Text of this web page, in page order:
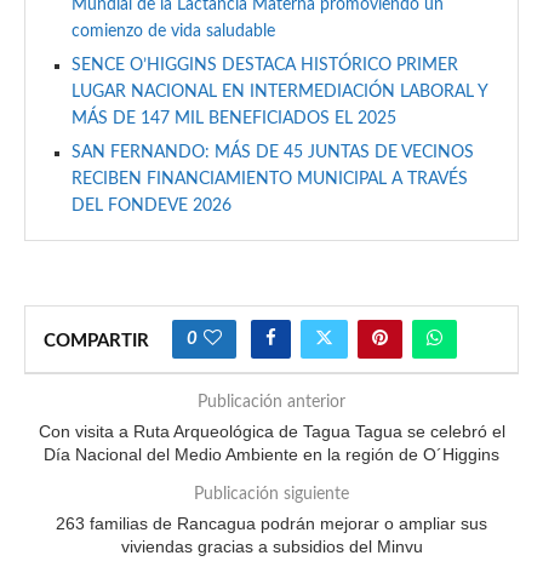
Mundial de la Lactancia Materna promoviendo un
comienzo de vida saludable
SENCE O’HIGGINS DESTACA HISTÓRICO PRIMER
LUGAR NACIONAL EN INTERMEDIACIÓN LABORAL Y
MÁS DE 147 MIL BENEFICIADOS EL 2025
SAN FERNANDO: MÁS DE 45 JUNTAS DE VECINOS
RECIBEN FINANCIAMIENTO MUNICIPAL A TRAVÉS
DEL FONDEVE 2026
COMPARTIR 0
Publicación anterior
Con visita a Ruta Arqueológica de Tagua Tagua se celebró el
Día Nacional del Medio Ambiente en la región de O´Higgins
Publicación siguiente
263 familias de Rancagua podrán mejorar o ampliar sus
viviendas gracias a subsidios del Minvu